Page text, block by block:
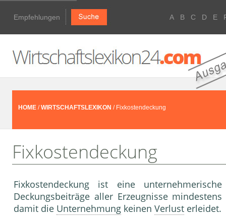
Empfehlungen A B C D E
HOME /WIRTSCHAFTSLEXIKON / Fixkostendeckung
Fixkostendeckung
Fixkostendeckung ist eine
Deckungsbeiträge aller Erzeugnisse
damit die Unternehmung keinen Verlust erleidet.